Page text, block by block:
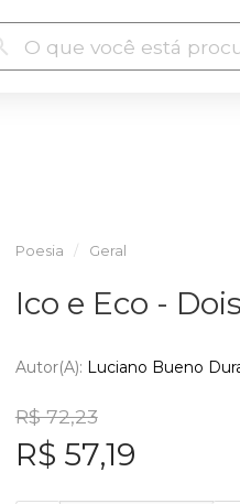
Poesia Geral
Ico e Eco -
Autor(a): Luciano Bueno
R$ 72,23
R$ 57,19